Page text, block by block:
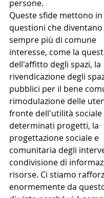
persone.
Queste sfide mettono
questioni che diventano
sempre più di comune
interesse, come la
dell'affitto degli spazi, la
rivendicazione degli
pubblici per il bene
rimodulazione delle
fronte dell'utilità sociale
determinati progetti, la
progettazione sociale e
comunitaria degli
condivisione di
risorse. Ci stiamo
enormemente da